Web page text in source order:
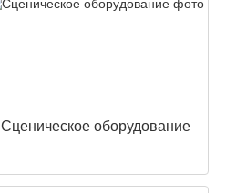
Сценическое оборудование